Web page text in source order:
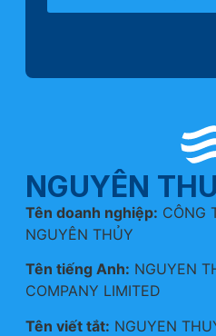
NGUYÊN
Tên doanh nghiệp: CÔNG
NGUYÊN THỦY
Tên tiếng Anh: NGUYEN
COMPANY LIMITED
Tên viết tắt: NGUYEN